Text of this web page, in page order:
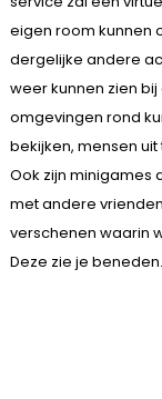
eigen room kunnen
dergelijke andere
weer kunnen zien
omgevingen rond
bekijken, mensen
Ook zijn minigames
met andere
verschenen waarin
Deze zie je beneden.